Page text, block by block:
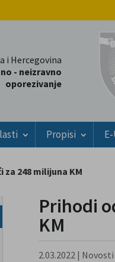
i Hercegovina
- neizravno
oporezivanje
Propisi
248 milijuna KM
Prihodi
KM
2.03.2022| Novosti